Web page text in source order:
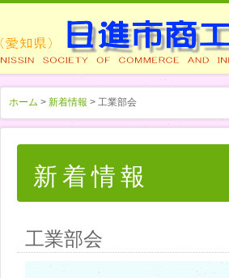
ホーム > 新着情報 > 工業部会
新着情報
工業部会